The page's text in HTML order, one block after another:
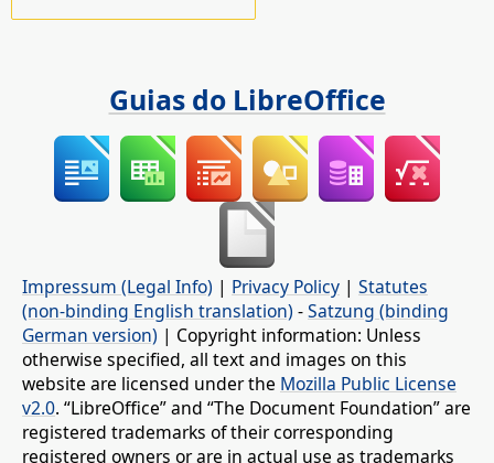
Guias do LibreOffice
Impressum (Legal Info) | Privacy Policy | Statutes
(non-binding English translation) -Satzung (binding
German version) | Copyright information: Unless
otherwise specified, all text and images on this
website are licensed under the Mozilla Public License
v2.0. “LibreOffice” and “The Document Foundation” are
registered trademarks of their corresponding
registered owners or are in actual use as trademarks